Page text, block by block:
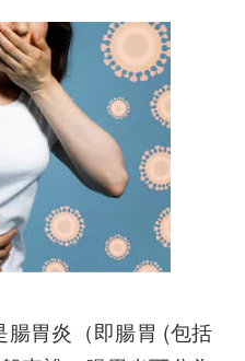
胃炎（即腸胃 (包括